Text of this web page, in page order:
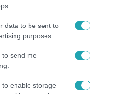
data to be sent to
purposes.
to send me
to enable storage